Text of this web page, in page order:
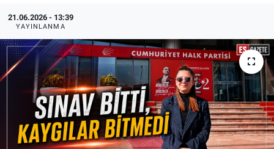
21.06.2026 - 13:39
YAYINLANMA
Politika
Bilecik
Kütahya
Gezi
Genel